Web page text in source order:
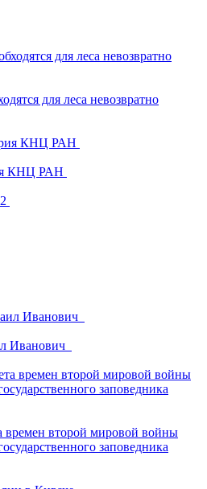
для леса невозвратно
КНЦ РАН
Иванович
времен второй мировой войны
заповедника